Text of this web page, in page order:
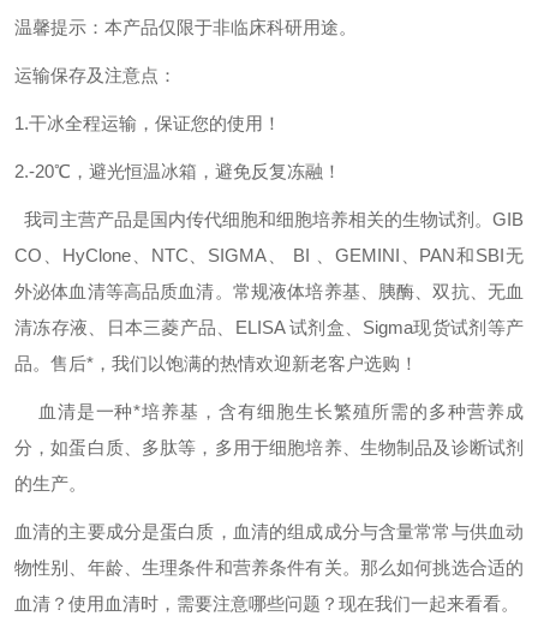
温馨提示：本产品仅限于非临床科研用途。
运输保存及注意点：
1.干冰全程运输，保证您的使用！
2.-20℃，避光恒温冰箱，避免反复冻融！
我司主营产品是国内传代细胞和细胞培养相关的生物试剂。GIB
CO、HyClone、NTC、SIGMA、 BI 、GEMINI、PAN和SBI无
外泌体血清等高品质血清。常规液体培养基、胰酶、双抗、无血
清冻存液、日本三菱产品、ELISA 试剂盒、Sigma现货试剂等产
品。售后*，我们以饱满的热情欢迎新老客户选购！
血清是一种*培养基，含有细胞生长繁殖所需的多种营养成
分，如蛋白质、多肽等，多用于细胞培养、生物制品及诊断试剂
的生产。
血清的主要成分是蛋白质，血清的组成成分与含量常常与供血动
物性别、年龄、生理条件和营养条件有关。那么如何挑选合适的
血清？使用血清时，需要注意哪些问题？现在我们一起来看看。